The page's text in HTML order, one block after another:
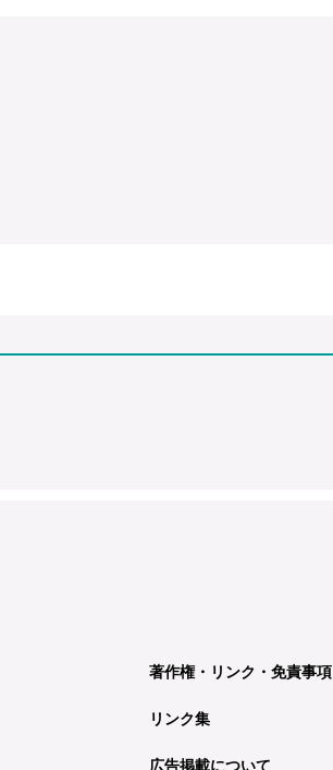
著作権・リンク・免責事項
リンク集
広告掲載について